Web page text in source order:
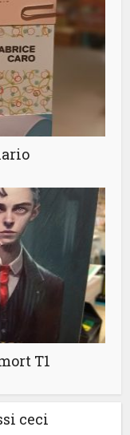
T1
ceci